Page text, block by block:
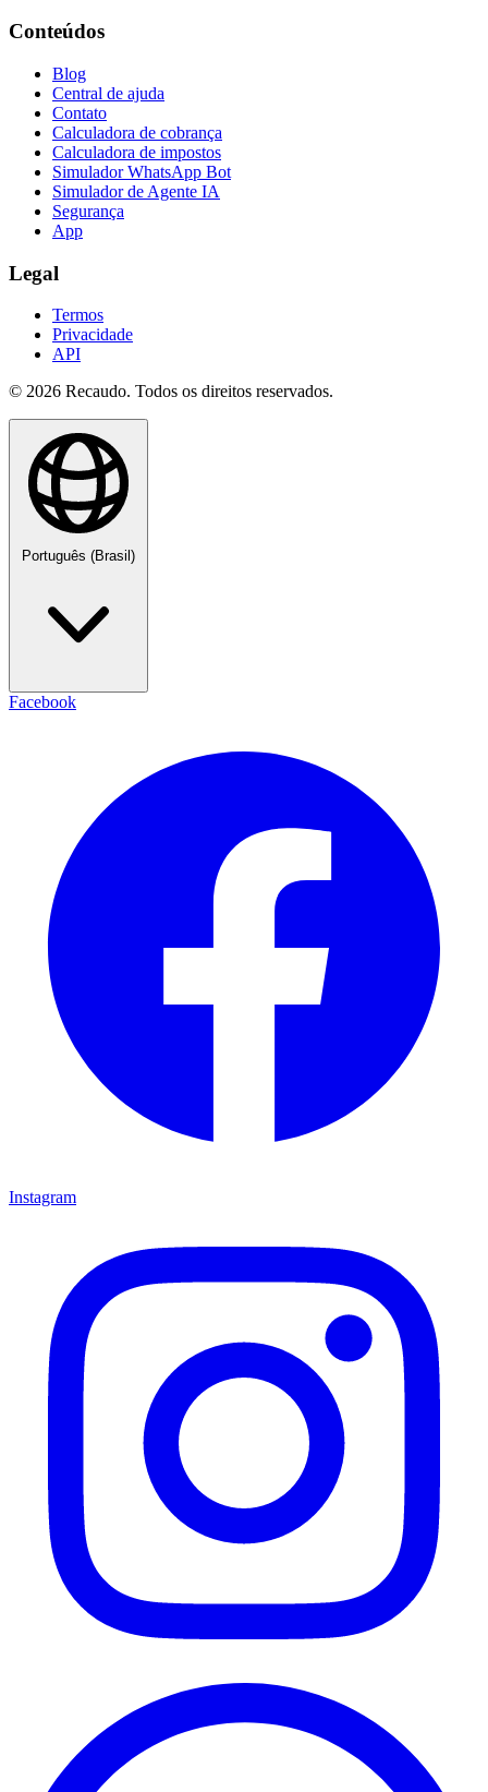
Conteúdos
Blog
Central de ajuda
Contato
Calculadora de cobrança
Calculadora de impostos
Simulador WhatsApp Bot
Simulador de Agente IA
Segurança
App
Legal
Termos
Privacidade
API
© 2026 Recaudo. Todos os direitos reservados.
Português (Brasil)
Facebook
Instagram